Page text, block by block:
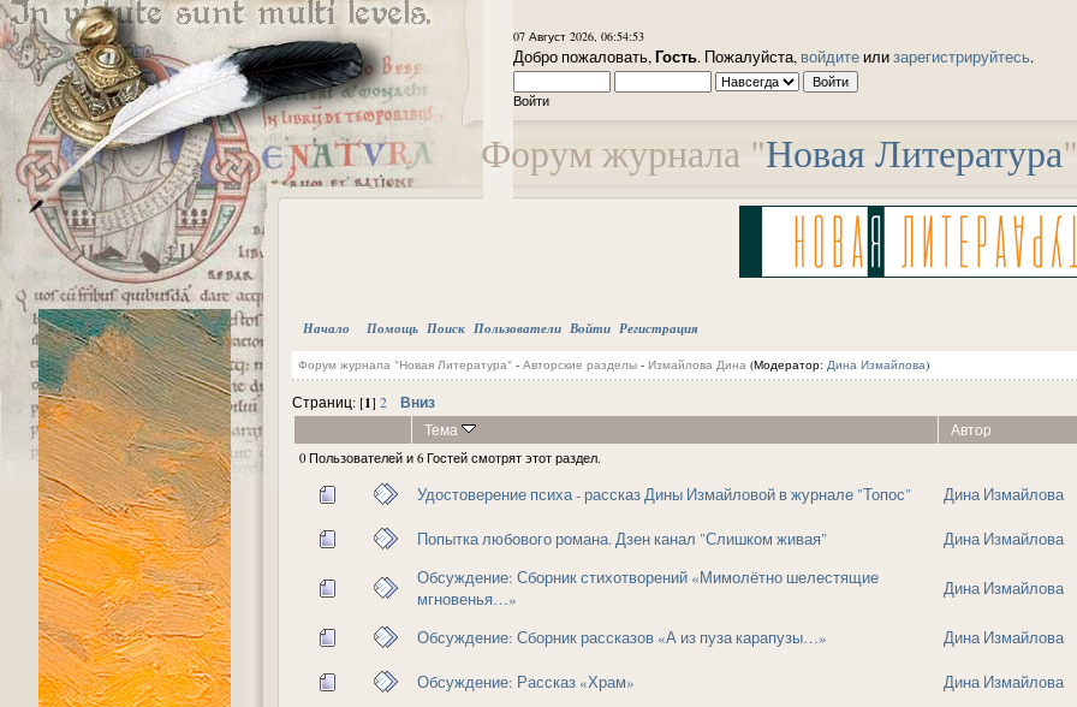
Форум журнала "Новая Литература"
07 Август 2026, 06:54:53
Добро пожаловать,Гость. Пожалуйста, войдите илизарегистрируйтесь.
Войти
Начало Помощь Поиск Пользователи Войти Регистрация
Форум журнала "Новая Литература"- Авторские разделы- Измайлова Дина(Модератор: Дина Измайлова)
Страниц: [1] 2 Вниз
Тема Автор
0 Пользователей и 6 Гостей смотрят этот раздел.
Удостоверение психа - рассказ Дины Измайловой в журнале "Топос" Дина Измайлова
Попытка любового романа. Дзен канал "Слишком живая" Дина Измайлова
Обсуждение: Сборник стихотворений «Мимолётно шелестящие
мгновенья…»
Дина Измайлова
Обсуждение: Сборник рассказов «А из пуза карапузы…» Дина Измайлова
Обсуждение: Рассказ «Храм» Дина Измайлова